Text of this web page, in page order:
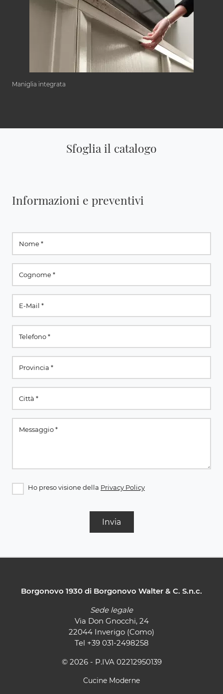
Maniglia integrata
Sfoglia il catalogo
Informazioni e preventivi
Ho preso visione della Privacy Policy
Invia
Borgonovo 1930 di Borgonovo Walter & C. S.n.c.
Sede legale
Via Don Gnocchi, 24
22044 Inverigo (Como)
Tel +39 031-2498258
© 2026 - P.IVA 02212950139
Cucine Moderne